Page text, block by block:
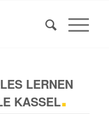
LERNEN
KASSEL.